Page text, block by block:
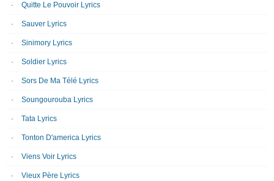
Quitte Le Pouvoir Lyrics
Sauver Lyrics
Sinimory Lyrics
Soldier Lyrics
Sors De Ma Télé Lyrics
Soungourouba Lyrics
Tata Lyrics
Tonton D'america Lyrics
Viens Voir Lyrics
Vieux Père Lyrics